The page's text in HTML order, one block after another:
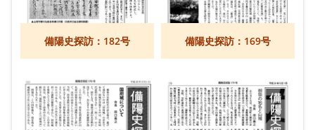
備陽史探訪：182号 備陽史探訪：169号